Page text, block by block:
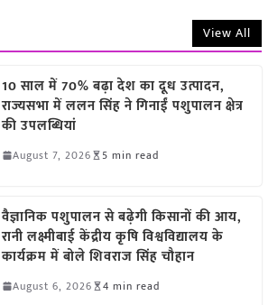
View All
10 साल में 70% बढ़ा देश का दूध उत्पादन,
राज्यसभा में ललन सिंह ने गिनाईं पशुपालन क्षेत्र
की उपलब्धियां
August 7, 2026 5 min read
वैज्ञानिक पशुपालन से बढ़ेगी किसानों की आय,
रानी लक्ष्मीबाई केंद्रीय कृषि विश्वविद्यालय के
कार्यक्रम में बोले शिवराज सिंह चौहान
August 6, 2026 4 min read